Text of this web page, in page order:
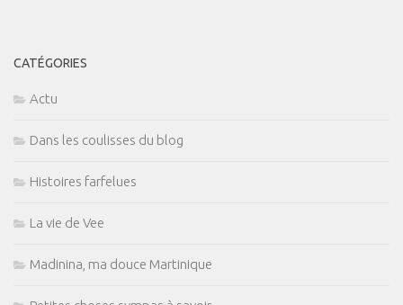
CATÉGORIES
Actu
Dans les coulisses du blog
Histoires farfelues
La vie de Vee
Madinina, ma douce Martinique